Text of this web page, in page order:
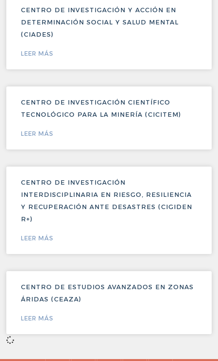
CENTRO DE INVESTIGACIÓN Y ACCIÓN EN
DETERMINACIÓN SOCIAL Y SALUD MENTAL
(CIADES)
LEER MÁS
CENTRO DE INVESTIGACIÓN CIENTÍFICO
TECNOLÓGICO PARA LA MINERÍA (CICITEM)
LEER MÁS
CENTRO DE INVESTIGACIÓN
INTERDISCIPLINARIA EN RIESGO, RESILIENCIA
Y RECUPERACIÓN ANTE DESASTRES (CIGIDEN
R+)
LEER MÁS
CENTRO DE ESTUDIOS AVANZADOS EN ZONAS
ÁRIDAS (CEAZA)
LEER MÁS